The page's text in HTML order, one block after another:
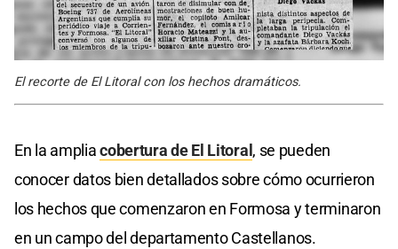
El recorte de El Litoral con los hechos dramáticos.
En la ampliacobertura de El Litoral , se pueden
conocer datos bien detallados sobre cómo ocurrieron
los hechos que comenzaron en Formosa y terminaron
en un campo del departamento Castellanos.